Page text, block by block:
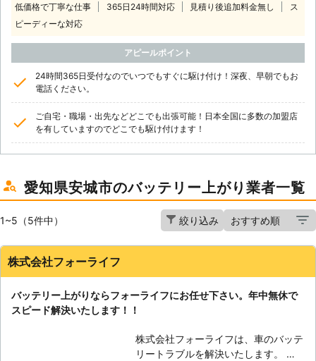
低価格で丁寧な仕事 365日24時間対応 見積り後追加料金無し
ス
ピーディーな対応
アピールポイント
24時間365日受付なのでいつでもすぐに駆け付け！深夜、早朝でもお
電話ください。
ご自宅・職場・出先などどこでも出張可能！日本全国に多数の加盟店
を有していますのでどこでも駆け付けます！
愛知県安城市のバッテリー上がり業者一覧
1~5（5件中） 絞り込み
株式会社フォーライフ
バッテリー上がりならフォーライフにお任せ下さい。年中無休で
スピード解決いたします！！
株式会社フォーライフは、車のバッテ
リートラブルを解決いたします。 急